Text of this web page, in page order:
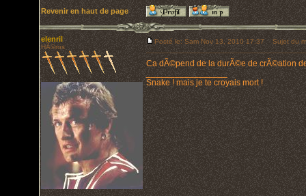
Revenir en haut de page
elenril
HÃ©ros
Posté le: Sam Nov 13, 2010 17:37 Sujet du
Ca dÃ©pend de la durÃ©e de crÃ©ation
_________________
Snake ! mais je te croyais mort !